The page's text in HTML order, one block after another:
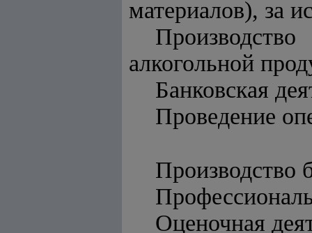
материалов), за
алкогольной
Банковская
Проведение
Производство
Оценочная